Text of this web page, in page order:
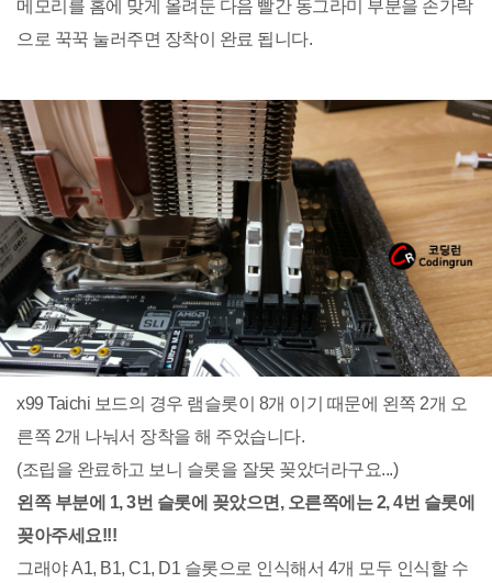
메모리를 홈에 맞게 올려둔 다음 빨간 동그라미 부분을 손가락
으로 꾹꾹 눌러주면 장착이 완료 됩니다.
x99 Taichi 보드의 경우 램슬롯이 8개 이기 때문에 왼쪽 2개 오
른쪽 2개 나눠서 장착을 해 주었습니다.
(조립을 완료하고 보니 슬롯을 잘못 꽂았더라구요...)
왼쪽 부분에 1, 3번 슬롯에 꽂았으면, 오른쪽에는 2, 4번 슬롯에
꽂아주세요!!!
그래야 A1, B1, C1, D1 슬롯으로 인식해서 4개 모두 인식할 수